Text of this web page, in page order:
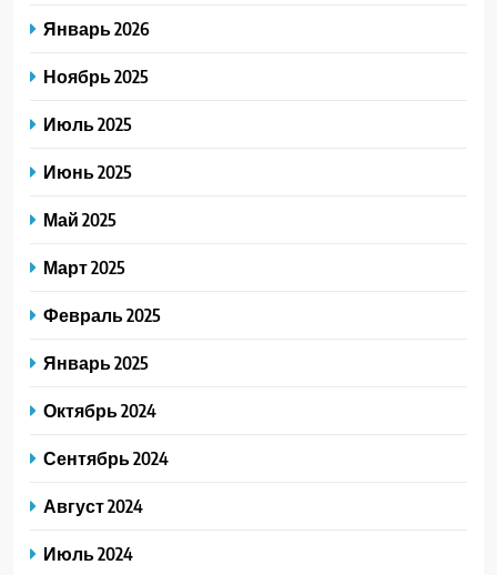
Январь 2026
Ноябрь 2025
Июль 2025
Июнь 2025
Май 2025
Март 2025
Февраль 2025
Январь 2025
Октябрь 2024
Сентябрь 2024
Август 2024
Июль 2024